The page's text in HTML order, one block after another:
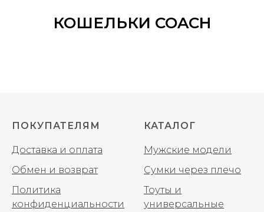
КОШЕЛЬКИ COACH
ПОКУПАТЕЛЯМ
Доставка и оплата
Обмен и возврат
Политика
конфиденциальности
КАТАЛОГ
Мужские модели
Сумки через плечо
Тоуты и
универсальные